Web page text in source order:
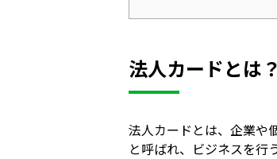
法人カードとは
法人カードとは、企業や
と呼ばれ、ビジネスを行